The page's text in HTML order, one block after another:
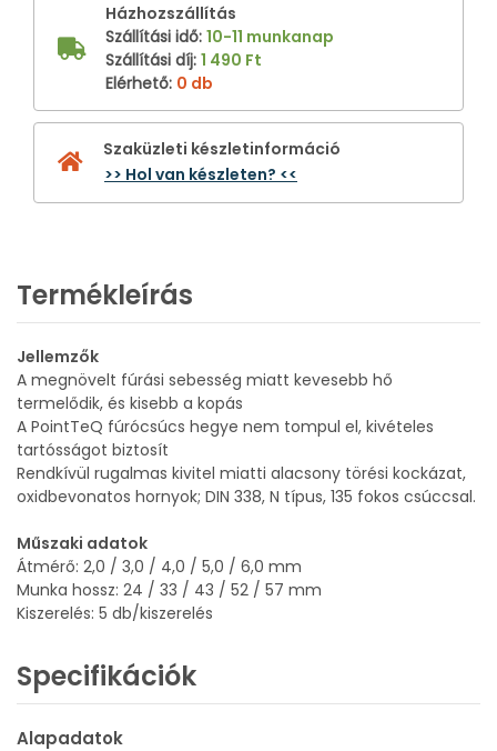
Házhozszállítás
Szállítási idő: 10-11 munkanap
Szállítási díj: 1 490 Ft
Elérhető: 0 db
Szaküzleti készletinformáció
>> Hol van készleten? <<
Termékleírás
Jellemzők
A megnövelt fúrási sebesség miatt kevesebb hő
termelődik, és kisebb a kopás
A PointTeQ fúrócsúcs hegye nem tompul el, kivételes
tartósságot biztosít
Rendkívül rugalmas kivitel miatti alacsony törési kockázat,
oxidbevonatos hornyok; DIN 338, N típus, 135 fokos csúccsal.
Műszaki adatok
Átmérő: 2,0 / 3,0 / 4,0 / 5,0 / 6,0 mm
Munka hossz: 24 / 33 / 43 / 52 / 57 mm
Kiszerelés: 5 db/kiszerelés
Specifikációk
Alapadatok